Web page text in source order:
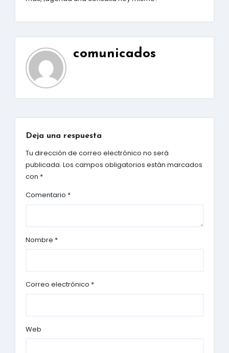
comunicados
Deja una respuesta
Tu dirección de correo electrónico no será
publicada. Los campos obligatorios están marcados
con *
Comentario *
Nombre *
Correo electrónico *
Web